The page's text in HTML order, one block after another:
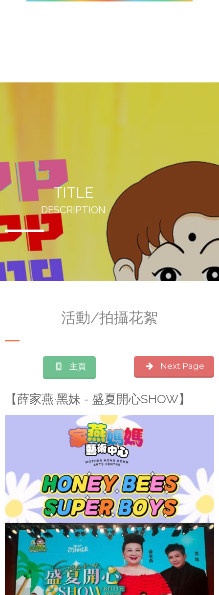
TITLE
DESCRIPTION
活動/拍攝花絮
主頁 Next Page
【薛家燕·黑妹 - 盛夏開心SHOW】